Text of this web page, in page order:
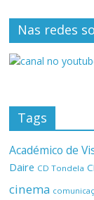
Nas redes
Tags
Académico de
Daire CD Tondela
cinema